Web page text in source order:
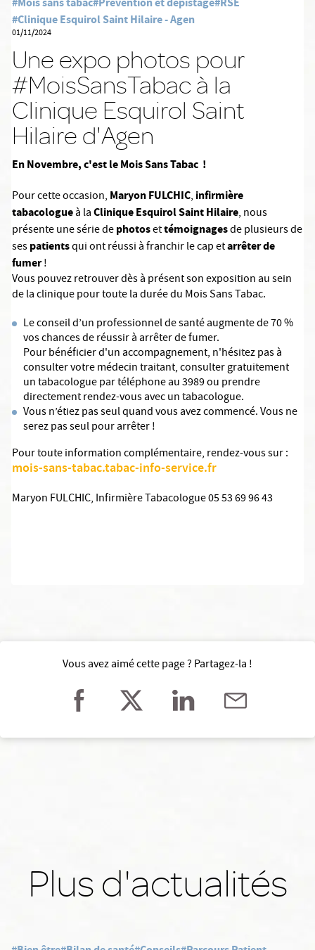
#Clinique Esquirol Saint Hilaire - Agen
01/11/2024
Une expo photos pour
#MoisSansTabac à la
Clinique Esquirol Saint
Hilaire d'Agen
En Novembre, c'est le Mois Sans Tabac !
Pour cette occasion, Maryon FULCHIC, infirmière
tabacologueà laClinique Esquirol Saint Hilaire, nous
présente une série dephotosettémoignagesde plusieurs de
sespatientsqui ont réussi à franchir le cap etarrêter de
fumer!
Vous pouvez retrouver dès à présent son exposition au sein
de la clinique pour toute la durée du Mois Sans Tabac.
Le conseil d’un professionnel de santé augmente de 70 %
vos chances de réussir à arrêter de fumer.
Pour bénéficier d'un accompagnement, n'hésitez pas à
consulter votre médecin traitant, consulter gratuitement
un tabacologue par téléphone au 3989 ou prendre
directement rendez-vous avec un tabacologue.
Vous n’étiez pas seul quand vous avez commencé. Vous ne
serez pas seul pour arrêter !
Pour toute information complémentaire, rendez-vous sur :
mois-sans-tabac.tabac-info-service.fr
Maryon FULCHIC, Infirmière Tabacologue 05 53 69 96 43
Vous avez aimé cette page ? Partagez-la !
Plus d'actualités